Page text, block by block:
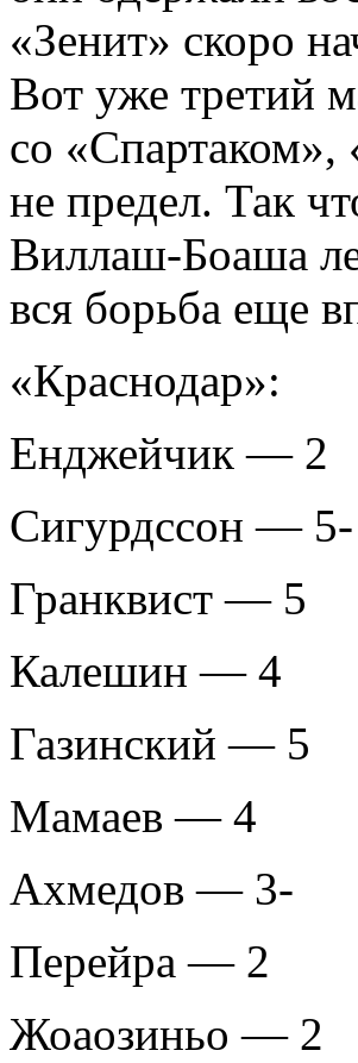
«Зенит» скоро
Вот уже третий
со
не предел. Так
Виллаш-Боаша
вся борьба еще
«Краснодар»:
Енджейчик — 2
Сигурдссон — 5-
Гранквист — 5
Калешин — 4
Газинский — 5
Мамаев — 4
Ахмедов — 3-
Перейра — 2
Жоаозиньо — 2